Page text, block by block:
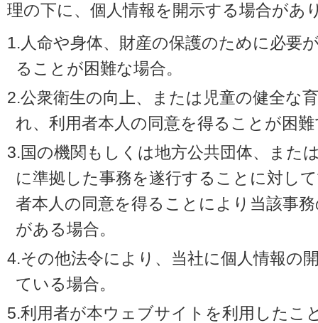
理の下に、個人情報を開示する場合があ
1.人命や身体、財産の保護のために必要
ることが困難な場合。
2.公衆衛生の向上、または児童の健全な
れ、利用者本人の同意を得ることが困
3.国の機関もしくは地方公共団体、また
に準拠した事務を遂行することに対し
者本人の同意を得ることにより当該事
がある場合。
4.その他法令により、当社に個人情報の
ている場合。
5.利用者が本ウェブサイトを利用したこ